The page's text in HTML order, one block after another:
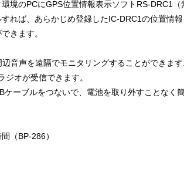
境のPCにGPS位置情報表示ソフトRS-DRC1（
れば、あらかじめ登録したIC-DRC1の位置情
きます。
音声を遠隔でモニタリングすることができま
ジオが受信できます。
ケーブルをつないで、電池を取り外すことなく
（BP-286）